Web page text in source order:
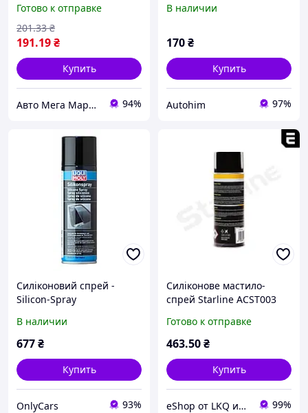
мл
Готово к отправке
191.19₴
201.33 ₴
Купить
Авто Мега Маркет 94%
В наличии
170₴
Купить
Autohim 97%
Силіконовий спрей -
Silicon-Spray
В наличии
677₴
Купить
OnlyCars 93%
Силіконове мастило-
спрей Starline ACST003
Готово к отправке
463.50₴
Купить
eShop от LKQ интернет-магазин автозапчастей 99%